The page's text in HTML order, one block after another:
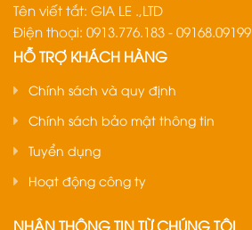
Tên viết tắt: GIA LE .,LTD
Điện thoại: 0913.776.183 - 09168.09199
HỖ TRỢ KHÁCH HÀNG
Chính sách và quy định
Chính sách bảo mật thông tin
Tuyển dụng
Hoạt động công ty
NHẬN THÔNG TIN TỪ CHÚNG TÔI